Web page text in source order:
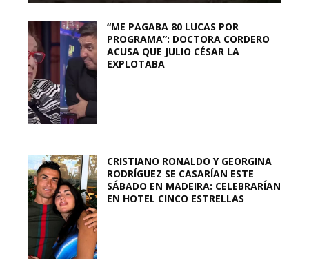
“ME PAGABA 80 LUCAS POR
PROGRAMA”: DOCTORA CORDERO
ACUSA QUE JULIO CÉSAR LA
EXPLOTABA
CRISTIANO RONALDO Y GEORGINA
RODRÍGUEZ SE CASARÍAN ESTE
SÁBADO EN MADEIRA: CELEBRARÍAN
EN HOTEL CINCO ESTRELLAS